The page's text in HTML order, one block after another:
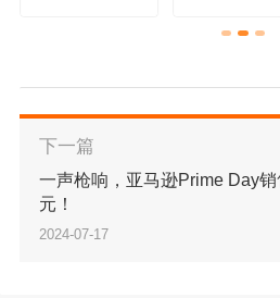
依据亚马逊大数据的支持，
向和机会，选品不迷茫！
下一篇
一声枪响，亚马逊Prime Day
元！
2024-07-17